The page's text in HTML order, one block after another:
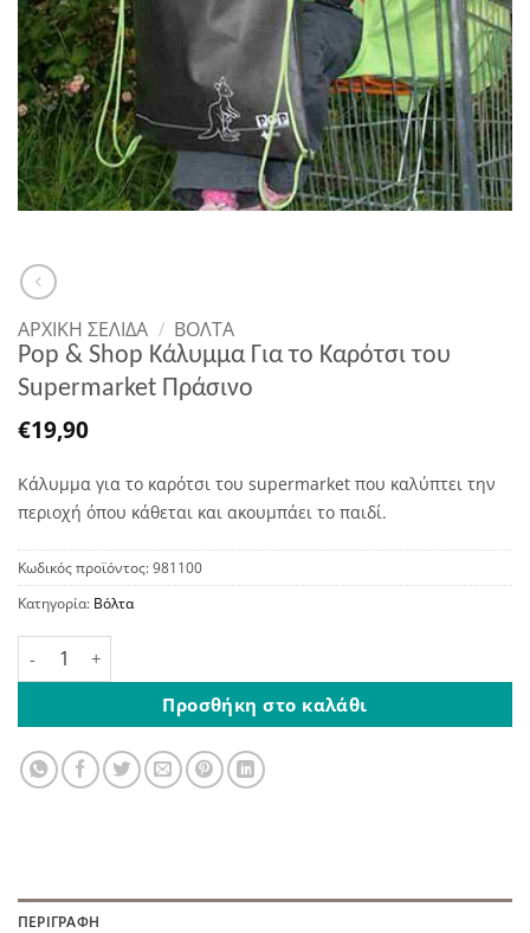
ΑΡΧΙΚΉ ΣΕΛΊΔΑ / ΒΌΛΤΑ
Pop & Shop Κάλυμμα Για το Καρότσι του
Supermarket Πράσινο
€19,90
Κάλυμμα για το καρότσι του supermarket που καλύπτει την
περιοχή όπου κάθεται και ακουμπάει το παιδί.
Κωδικός προϊόντος:981100
Κατηγορία: Βόλτα
Pop & Shop Κάλυμμα Για το Καρότσι του Supermarket
Προσθήκη στο καλάθι
ΠΕΡΙΓΡΑΦΉ